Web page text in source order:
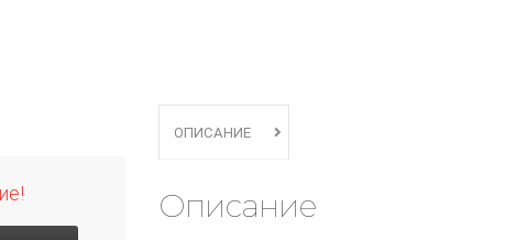
ОПИСАНИЕ
Описание